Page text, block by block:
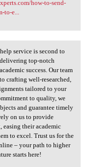
how-to-send-
to-e...
help
service is second to
top-notch
success. Our team
crafting well-researched,
tailored to your
to quality, we
and guarantee timely
on us to provide
easing their academic
to excel. Trust us for the
– your path to higher
starts here!